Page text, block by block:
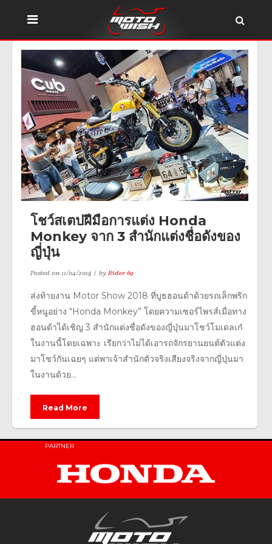
โชว์สเตปฝีมือการแต่ง Honda
Monkey จาก 3 สำนักแต่งชื่อดังของ
ญี่ปุ่น
Posted on11/04/2018 byRider 69
ส่งท้ายงาน Motor Show 2018 ที่บูธฮอนด้าด้วยรถเล็กพริก
ขี้หนูอย่าง “Honda Monkey” โดยความเซอร์ไพรส์เมื่อทาง
ฮอนด้าได้เชิญ 3 สำนักแต่งชื่อดังของญี่ปุ่นมาโชว์โมเดลเก๋
ในงานนี้โดยเฉพาะ เรียกว่าไม่ได้เอารถจักรยานยนต์ตัวแต่ง
มาโชว์กันเฉยๆ แต่พาเจ้าสำนักตัวจริงเสียงจริงจากญี่ปุ่นมา
ในงานด้วย...
Read More
PARTNER